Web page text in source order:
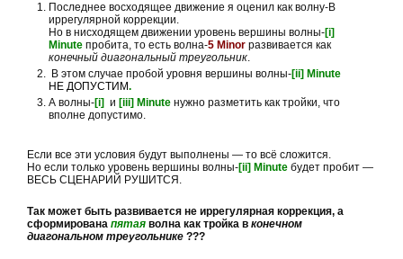
Последнее восходящее движение я оценил как волну-В
иррегулярной коррекции.
Но в нисходящем движении уровень вершины волны-[i]
Minute пробита, то есть волна-5 Minor развивается как
конечный диагональный треугольник.
В этом случае пробой уровня вершины волны-[ii] Minute
НЕ ДОПУСТИМ.
А волны-[i] и [iii] Minute нужно разметить как тройки, что
вполне допустимо.
Если все эти условия будут выполнены — то всё сложится.
Но если только уровень вершины волны-[ii] Minute будет пробит —
ВЕСЬ СЦЕНАРИЙ РУШИТСЯ.
Так может быть развивается не иррегулярная коррекция, а
сформирована пятая волна как тройка в конечном
диагональном треугольнике ???